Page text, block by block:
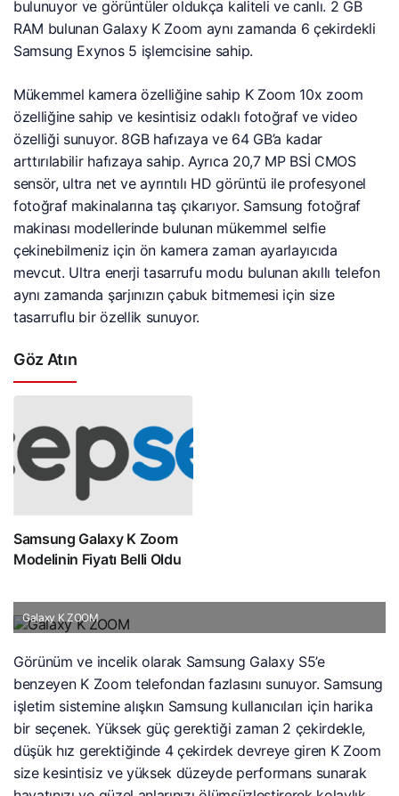
bulunuyor ve görüntüler oldukça kaliteli ve canlı. 2 GB
RAM bulunan Galaxy K Zoom aynı zamanda 6 çekirdekli
Samsung Exynos 5 işlemcisine sahip.
Mükemmel kamera özelliğine sahip K Zoom 10x zoom
özelliğine sahip ve kesintisiz odaklı fotoğraf ve video
özelliği sunuyor. 8GB hafızaya ve 64 GB’a kadar
arttırılabilir hafızaya sahip. Ayrıca 20,7 MP BSİ CMOS
sensör, ultra net ve ayrıntılı HD görüntü ile profesyonel
fotoğraf makinalarına taş çıkarıyor. Samsung fotoğraf
makinası modellerinde bulunan mükemmel selfie
çekinebilmeniz için ön kamera zaman ayarlayıcıda
mevcut. Ultra enerji tasarrufu modu bulunan akıllı telefon
aynı zamanda şarjınızın çabuk bitmemesi için size
tasarruflu bir özellik sunuyor.
Göz Atın
Samsung Galaxy K Zoom
Modelinin Fiyatı Belli Oldu
Galaxy K ZOOM
Görünüm ve incelik olarak Samsung Galaxy S5’e
benzeyen K Zoom telefondan fazlasını sunuyor. Samsung
işletim sistemine alışkın Samsung kullanıcıları için harika
bir seçenek. Yüksek güç gerektiği zaman 2 çekirdekle,
düşük hız gerektiğinde 4 çekirdek devreye giren K Zoom
size kesintisiz ve yüksek düzeyde performans sunarak